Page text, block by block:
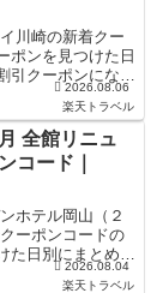
川崎の新着クー
ポンを見つけた日
引クーポンになり
ンやセー...2026.08.06
楽天トラベル
全館リニュ
コード｜
ホテル岡山（２
ーポンコードの
た日別にまとめて
なります...2026.08.04
楽天トラベル